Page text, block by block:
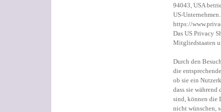
94043, USA
US-
https://
Das US Privacy
Mitgliedstaaten
Durch den
die
ob sie ein
dass sie
sind, können die
nicht wünschen,